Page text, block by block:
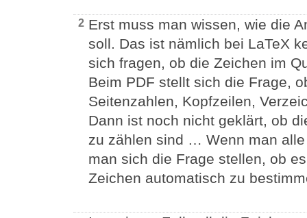
2 Erst muss man wissen, wie die
soll. Das ist nämlich bei LaTeX
sich fragen, ob die Zeichen im
Beim PDF stellt sich die Frage,
Seitenzahlen, Kopfzeilen,
Dann ist noch nicht geklärt, ob
zu zählen sind … Wenn man
man sich die Frage stellen, ob
Zeichen automatisch zu